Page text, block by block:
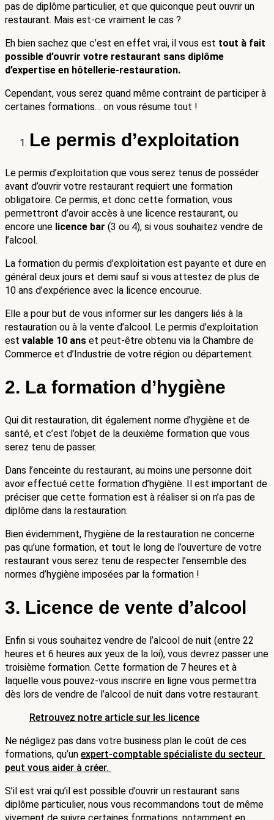
pas de diplôme particulier, et que quiconque peut ouvrir un
restaurant. Mais est-ce vraiment le cas ?
Eh bien sachez que c’est en effet vrai, il vous est tout à fait
possible d’ouvrir votre restaurant sans diplôme
d’expertise en hôtellerie-restauration.
Cependant, vous serez quand même contraint de participer à
certaines formations… on vous résume tout !
Le permis d’exploitation
Le permis d’exploitation que vous serez tenus de posséder
avant d’ouvrir votre restaurant requiert une formation
obligatoire. Ce permis, et donc cette formation, vous
permettront d’avoir accès à une licence restaurant, ou
encore une licence bar (3 ou 4), si vous souhaitez vendre de
l’alcool.
La formation du permis d’exploitation est payante et dure en
général deux jours et demi sauf si vous attestez de plus de
10 ans d’expérience avec la licence encourue.
Elle a pour but de vous informer sur les dangers liés à la
restauration ou à la vente d’alcool. Le permis d’exploitation
est valable 10 ans et peut-être obtenu via la Chambre de
Commerce et d’Industrie de votre région ou département.
2. La formation d’hygiène
Qui dit restauration, dit également norme d’hygiène et de
santé, et c’est l’objet de la deuxième formation que vous
serez tenu de passer.
Dans l’enceinte du restaurant, au moins une personne doit
avoir effectué cette formation d’hygiène. Il est important de
préciser que cette formation est à réaliser si on n’a pas de
diplôme dans la restauration.
Bien évidemment, l’hygiène de la restauration ne concerne
pas qu’une formation, et tout le long de l’ouverture de votre
restaurant vous serez tenu de respecter l’ensemble des
normes d’hygiène imposées par la formation !
3. Licence de vente d’alcool
Enfin si vous souhaitez vendre de l’alcool de nuit (entre 22
heures et 6 heures aux yeux de la loi), vous devrez passer une
troisième formation. Cette formation de 7 heures et à
laquelle vous pouvez-vous inscrire en ligne vous permettra
dès lors de vendre de l’alcool de nuit dans votre restaurant.
Retrouvez notre article sur les licence
Ne négligez pas dans votre business plan le coût de ces
formations, qu’un expert-comptable spécialiste du secteur
peut vous aider à créer.
S’il est vrai qu’il est possible d’ouvrir un restaurant sans
diplôme particulier, nous vous recommandons tout de même